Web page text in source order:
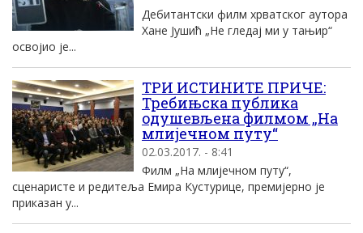
Дебитантски филм хрватског аутора
Хане Јушић „Не гледај ми у тањир“
освојио је...
ТРИ ИСТИНИТЕ ПРИЧЕ:
Требињска публика
одушевљена филмом „На
млијечном путу“
02.03.2017. - 8:41
Филм „На млијечном путу“,
сценаристе и редитеља Емира Кустурице, премијерно је
приказан у...